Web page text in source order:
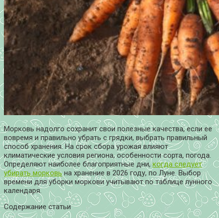
Морковь надолго сохранит свои полезные качества, если ее
вовремя и правильно убрать с грядки, выбрать правильный
способ хранения. На срок сбора урожая влияют
климатические условия региона, особенности сорта, погода.
Определяют наиболее благоприятные дни,когда следует
убирать морковьна хранение в 2026 году, по Луне. Выбор
времени для уборки моркови учитывают по таблице лунного
календаря.
Содержание статьи